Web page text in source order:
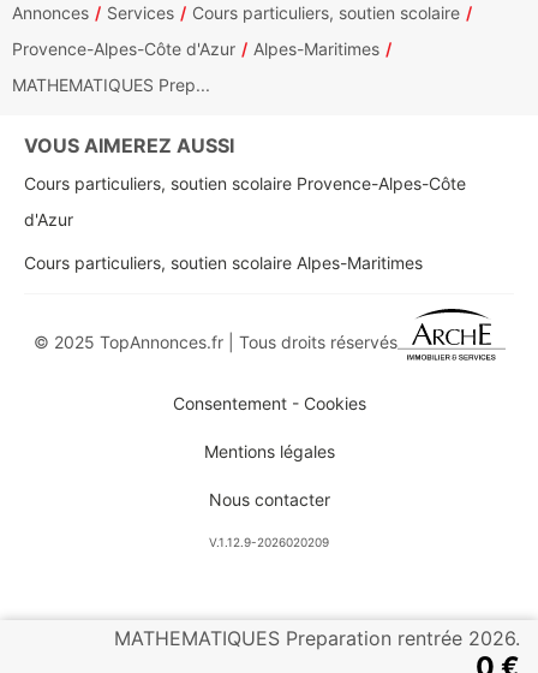
MATHEMATIQUES Preparation rentrée 2026.
Annonces Services
Cours particuliers, soutien scolaire
Provence-Alpes-Côte d'Azur
Alpes-Maritimes
MATHEMATIQUES Prep...
VOUS AIMEREZ AUSSI
Cours particuliers, soutien scolaire Provence-Alpes-Côte
d'Azur
Cours particuliers, soutien scolaire Alpes-Maritimes
© 2025 TopAnnonces.fr | Tous droits réservés
Consentement - Cookies
Mentions légales
Nous contacter
V.1.12.9-2026020209